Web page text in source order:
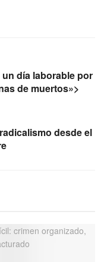
día laborable por
de muertos»>
desde el